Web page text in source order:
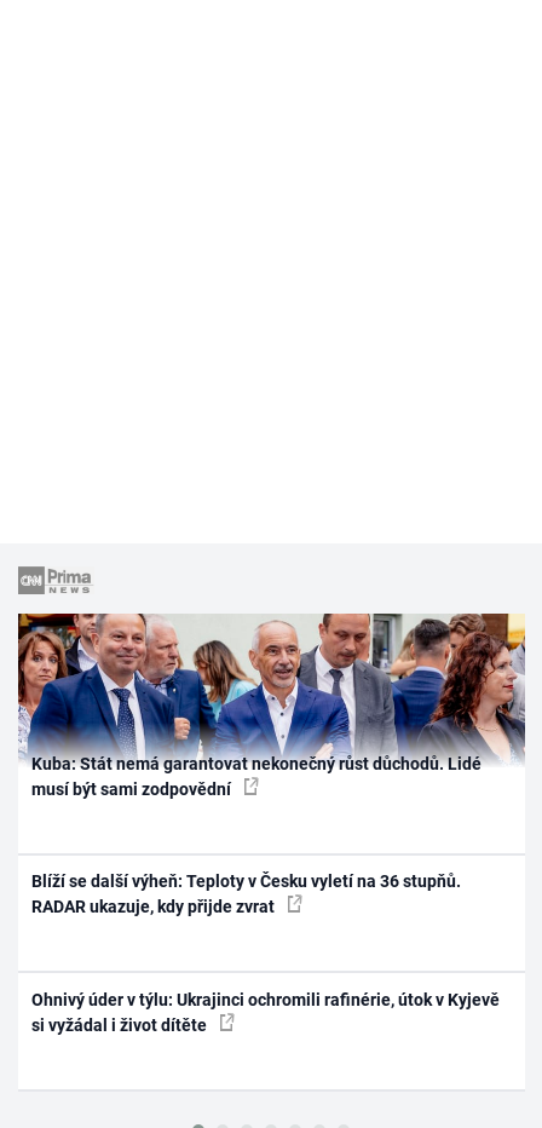
Kuba: Stát nemá garantovat nekonečný růst důchodů. Lidé
musí být sami zodpovědní
Blíží se další výheň: Teploty v Česku vyletí na 36 stupňů.
RADAR ukazuje, kdy přijde zvrat
Ohnivý úder v týlu: Ukrajinci ochromili rafinérie, útok v Kyjevě
si vyžádal i život dítěte